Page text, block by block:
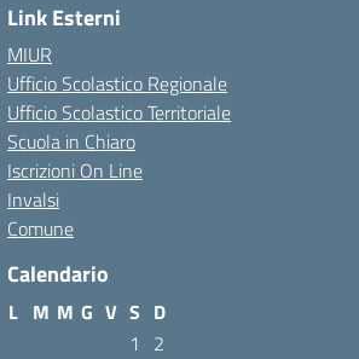
Link Esterni
MIUR
Ufficio Scolastico Regionale
Ufficio Scolastico Territoriale
Scuola in Chiaro
Iscrizioni On Line
Invalsi
Comune
Calendario
L M M G V S D
1
2